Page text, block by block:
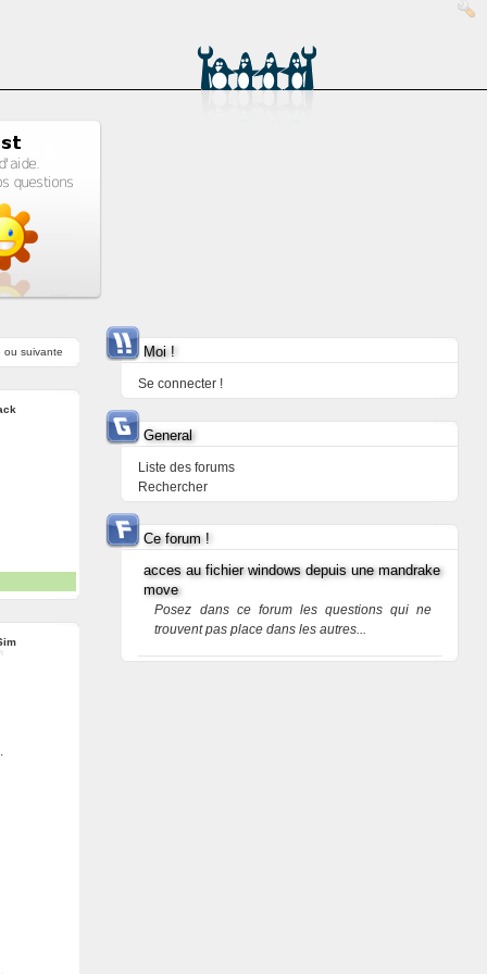
ou suivante Moi !
Se connecter !
General
Liste des forums
Rechercher
Ce forum !
acces au fichier windows depuis une mandrake
move
Posez dans ce forum les questions qui ne
trouvent pas place dans les autres...